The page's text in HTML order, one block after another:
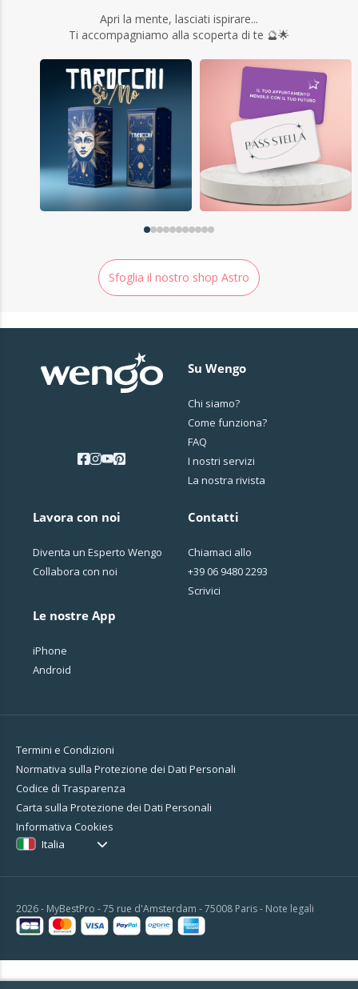
Apri la mente, lasciati ispirare...
Ti accompagniamo alla scoperta di te 🔮🌟
Sfoglia il nostro shop Astro
Su Wengo
Chi siamo?
Come funziona?
FAQ
I nostri servizi
La nostra rivista
Lavora con noi
Diventa un Esperto Wengo
Collabora con noi
Le nostre App
iPhone
Android
Contatti
Chiamaci allo
+39 06 9480 2293
Scrivici
Termini e Condizioni
Normativa sulla Protezione dei Dati Personali
Codice di Trasparenza
Carta sulla Protezione dei Dati Personali
Informativa Cookies
Italia
2026 - MyBestPro - 75 rue d'Amsterdam - 75008 Paris - Note legali